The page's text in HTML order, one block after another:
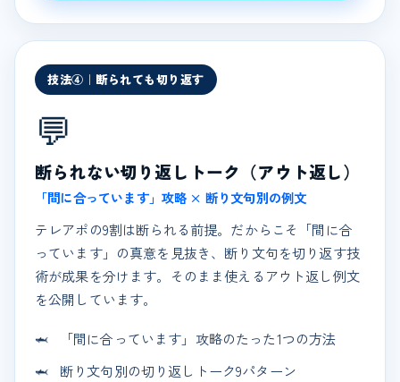
技法④｜断られても切り返す
💬
断られない切り返しトーク（アウト返し）
「間に合っています」攻略 × 断り文句別の例文
テレアポの9割は断られる前提。だからこそ「間に合
っています」の真意を見抜き、断り文句を切り返す技
術が成果を分けます。そのまま使えるアウト返し例文
を公開しています。
「間に合っています」攻略のたった1つの方法
断り文句別の切り返しトーク9パターン